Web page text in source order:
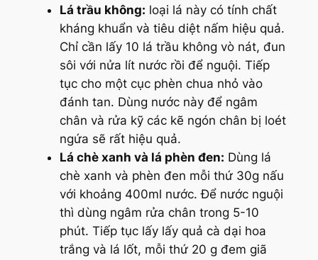
Lá trầu không: loại lá này có tính chất
kháng khuẩn và tiêu diệt nấm hiệu quả.
Chỉ cần lấy 10 lá trầu không vò nát, đun
sôi với nửa lít nước rồi để nguội. Tiếp
tục cho một cục phèn chua nhỏ vào
đánh tan. Dùng nước này để ngâm
chân và rửa kỹ các kẽ ngón chân bị loét
ngứa sẽ rất hiệu quả.
Lá chè xanh và lá phèn đen: Dùng lá
chè xanh và phèn đen mỗi thứ 30g nấu
với khoảng 400ml nước. Để nước nguội
thì dùng ngâm rửa chân trong 5-10
phút. Tiếp tục lấy lấy quả cà dại hoa
trắng và lá lốt, mỗi thứ 20 g đem giã